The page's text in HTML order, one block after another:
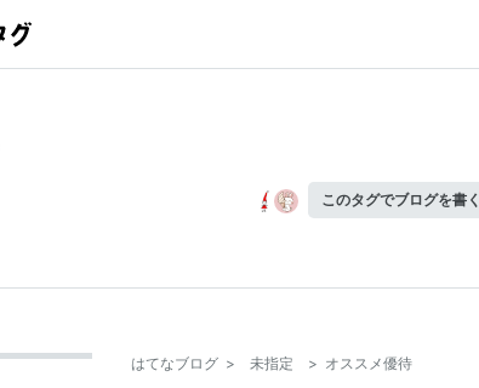
このタグでブログを書く
はてなブログ > 未指定 > オススメ優待